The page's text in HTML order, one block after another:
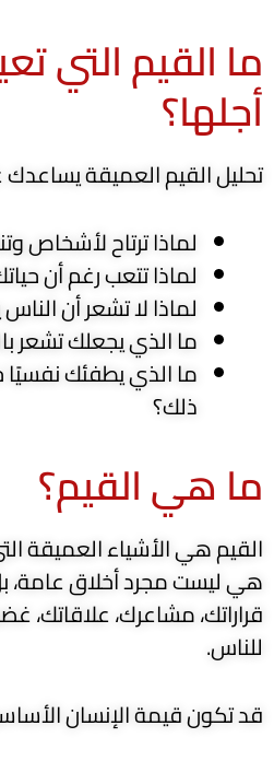
ما القيم التي
أجلها؟
تحليل القيم العميقة
لماذا ترتاح لأشخاص
لماذا تتعب رغم أن
لماذا لا تشعر أن
ما الذي يجعلك تشعر
ما الذي يطفئك
ذلك؟
ما هي القيم؟
القيم هي الأشياء العميقة
هي ليست مجرد أخلاق عامة،
قراراتك، مشاعرك، علاقاتك،
للناس.
قد تكون قيمة الإنسان